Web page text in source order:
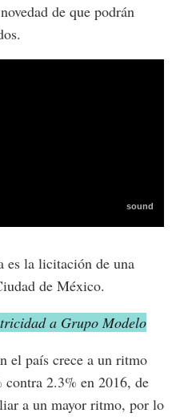
de que podrán
es la licitación de una
de México.
a Grupo Modelo
el país crece a un ritmo
2.3% en 2016, de
a un mayor ritmo, por lo